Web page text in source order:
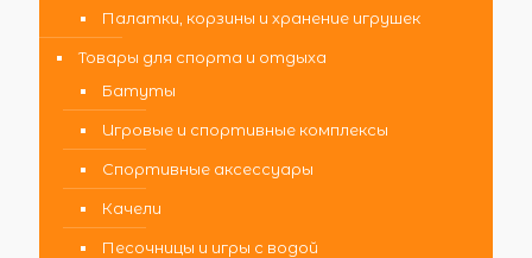
Палатки, корзины и хранение игрушек
Товары для спорта и отдыха
Батуты
Игровые и спортивные комплексы
Спортивные аксессуары
Качели
Песочницы и игры с водой